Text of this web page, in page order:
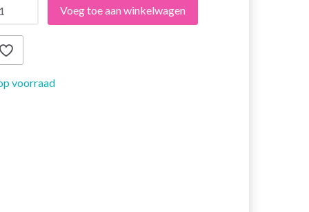
Voeg toe aan winkelwagen
voorraad